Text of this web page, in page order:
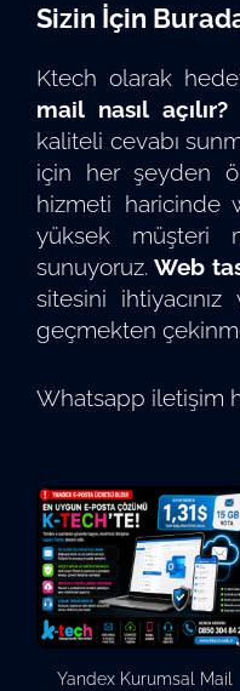
Sizin İçin
Ktech olarak
mail nasıl açılır?
kaliteli cevabı
için her şeyden
hizmeti haricinde
yüksek müşteri
sunuyoruz.Web
sitesini
geçmekten
Whatsapp iletişim
Yandex Kurumsal Mail